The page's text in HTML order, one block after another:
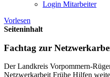
Login Mitarbeiter
Vorlesen
Seiteninhalt
Fachtag zur
Der Landkreis Vorpommern-
Netzwerkarbeit Frühe Hilfen